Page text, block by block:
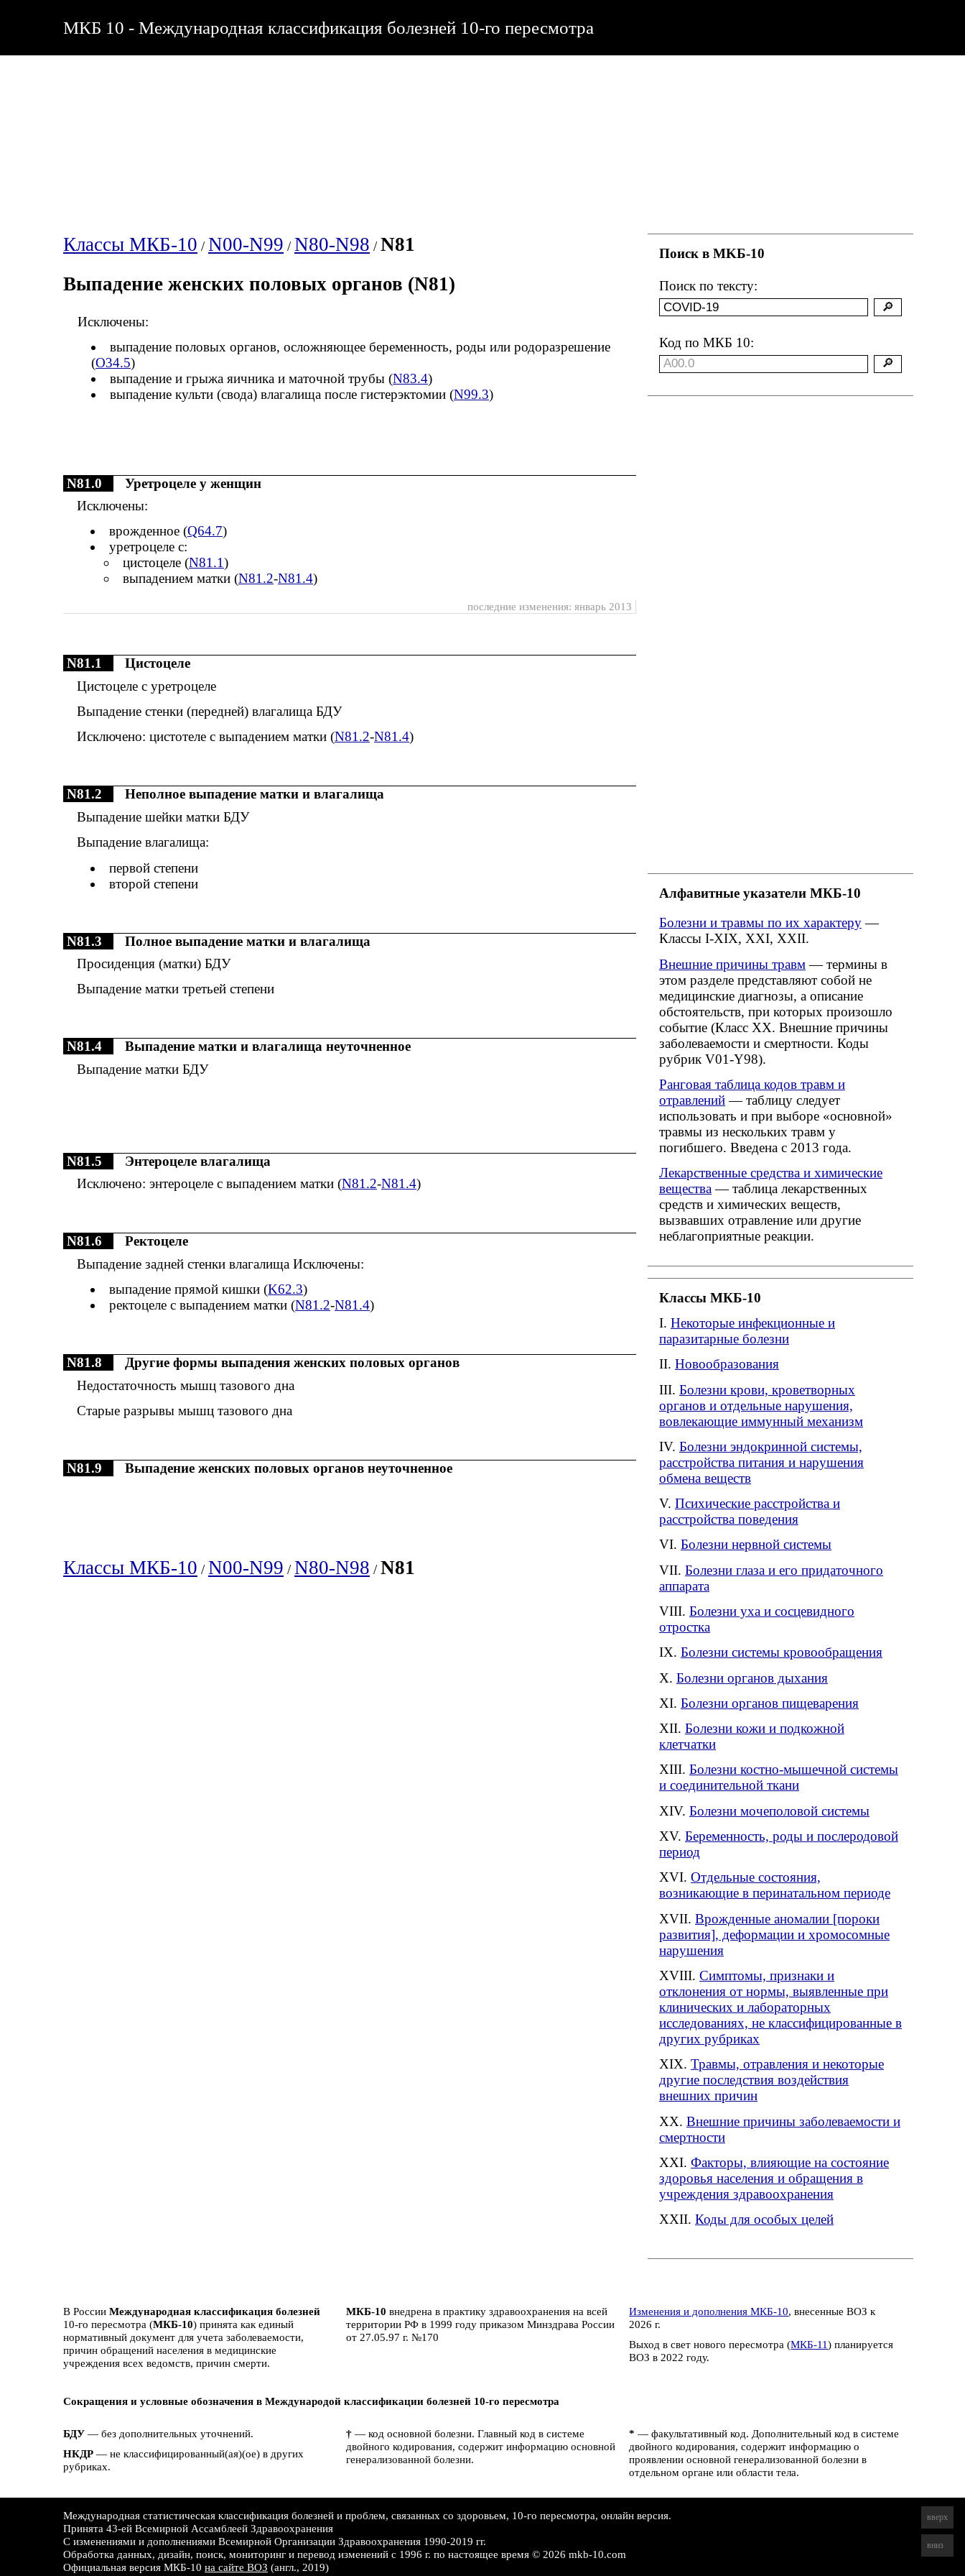
МКБ 10 - Международная классификация болезней 10-го пересмотра
Классы МКБ-10 /N00-N99 /N80-N98 /N81
Выпадение женских половых органов (N81)
Исключены:
выпадение половых органов, осложняющее беременность, роды или родоразрешение
(O34.5)
выпадение и грыжа яичника и маточной трубы (N83.4)
выпадение культи (свода) влагалища после гистерэктомии (N99.3)
N81.0
Уретроцеле у женщин
Исключены:
врожденное (Q64.7)
уретроцеле с:
цистоцеле (N81.1)
выпадением матки (N81.2-N81.4)
последние изменения: январь 2013
N81.1
Цистоцеле
Цистоцеле с уретроцеле
Выпадение стенки (передней) влагалища БДУ
Исключено: цистотеле с выпадением матки (N81.2-N81.4)
N81.2
Неполное выпадение матки и влагалища
Выпадение шейки матки БДУ
Выпадение влагалища:
первой степени
второй степени
N81.3
Полное выпадение матки и влагалища
Просиденция (матки) БДУ
Выпадение матки третьей степени
N81.4
Выпадение матки и влагалища неуточненное
Выпадение матки БДУ
N81.5
Энтероцеле влагалища
Исключено: энтероцеле с выпадением матки (N81.2-N81.4)
N81.6
Ректоцеле
Выпадение задней стенки влагалища Исключены:
выпадение прямой кишки (K62.3)
ректоцеле с выпадением матки (N81.2-N81.4)
N81.8
Другие формы выпадения женских половых органов
Недостаточность мышц тазового дна
Старые разрывы мышц тазового дна
N81.9 Выпадение женских половых органов неуточненное
Классы МКБ-10 /N00-N99 /N80-N98 /N81
Поиск в MKБ-10
Поиск по тексту:
Код по МКБ 10:
Алфавитные указатели МКБ-10
Болезни и травмы по их характеру—
Классы I-XIX, XXI, XXII.
Внешние причины травм— термины в
этом разделе представляют собой не
медицинские диагнозы, а описание
обстоятельств, при которых произошло
событие (Класс XX. Внешние причины
заболеваемости и смертности. Коды
рубрик V01-Y98).
Ранговая таблица кодов травм и
отравлений— таблицу следует
использовать и при выборе «основной»
травмы из нескольких травм у
погибшего. Введена с 2013 года.
Лекарственные средства и химические
вещества— таблица лекарственных
средств и химических веществ,
вызвавших отравление или другие
неблагоприятные реакции.
Классы МКБ-10
Некоторые инфекционные и
паразитарные болезни
Новообразования
Болезни крови, кроветворных
органов и отдельные нарушения,
вовлекающие иммунный механизм
Болезни эндокринной системы,
расстройства питания и нарушения
обмена веществ
Психические расстройства и
расстройства поведения
Болезни нервной системы
Болезни глаза и его придаточного
аппарата
Болезни уха и сосцевидного
отростка
Болезни системы кровообращения
Болезни органов дыхания
Болезни органов пищеварения
Болезни кожи и подкожной
клетчатки
Болезни костно-мышечной системы
и соединительной ткани
Болезни мочеполовой системы
Беременность, роды и послеродовой
период
Отдельные состояния,
возникающие в перинатальном периоде
Врожденные аномалии [пороки
развития], деформации и хромосомные
нарушения
Симптомы, признаки и
отклонения от нормы, выявленные при
клинических и лабораторных
исследованиях, не классифицированные в
других рубриках
Травмы, отравления и некоторые
другие последствия воздействия
внешних причин
Внешние причины заболеваемости и
смертности
Факторы, влияющие на состояние
здоровья населения и обращения в
учреждения здравоохранения
Коды для особых целей
В России Международная классификация болезней
10-го пересмотра (МКБ-10) принята как единый
нормативный документ для учета заболеваемости,
причин обращений населения в медицинские
учреждения всех ведомств, причин смерти.
МКБ-10 внедрена в практику здравоохранения на всей
территории РФ в 1999 году приказом Минздрава России
от 27.05.97 г. №170
Изменения и дополнения МКБ-10, внесенные ВОЗ к
2026 г.
Выход в свет нового пересмотра (МКБ-11) планируется
ВОЗ в 2022 году.
Сокращения и условные обозначения в Международой классификации болезней 10-го пересмотра
БДУ — без дополнительных уточнений.
НКДР — не классифицированный(ая)(ое) в других
рубриках.
† — код основной болезни. Главный код в системе
двойного кодирования, содержит информацию основной
генерализованной болезни.
* — факультативный код. Дополнительный код в системе
двойного кодирования, содержит информацию о
проявлении основной генерализованной болезни в
отдельном органе или области тела.
Международная статистическая классификация болезней и проблем, связанных со здоровьем, 10-го пересмотра, онлайн версия.
Принята 43-ей Всемирной Ассамблеей Здравоохранения
С изменениями и дополнениями Всемирной Организации Здравоохранения 1990-2019 гг.
Обработка данных, дизайн, поиск, мониторинг и перевод изменений c 1996 г. по настоящее время © 2026 mkb-10.com
Официальная версия МКБ-10 на сайте ВОЗ (англ., 2019)
вверх
вниз